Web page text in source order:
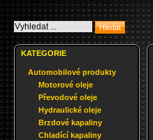
KATEGORIE
Automobilové produkty
Motorové oleje
Převodové oleje
Hydraulické oleje
Brzdové kapaliny
Chladící kapaliny